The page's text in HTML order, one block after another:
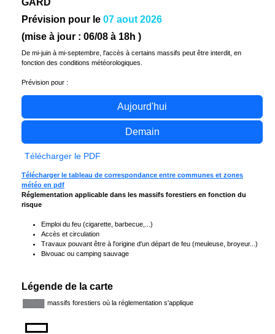
GARD
Prévision pour le 07 aout 2026
(mise à jour : 06/08 à 18h )
De mi-juin à mi-septembre, l'accès à certains massifs peut être interdit, en
fonction des conditions météorologiques.
Prévision pour :
Aujourd'hui
Demain
Télécharger le PDF
Télécharger le tableau de correspondance entre communes et zones
météo en pdf
Réglementation applicable dans les massifs forestiers en fonction du
risque
Emploi du feu (cigarette, barbecue,...)
Accès et circulation
Travaux pouvant être à l'origine d'un départ de feu (meuleuse, broyeur...)
Bivouac ou camping sauvage
Légende de la carte
massifs forestiers où la réglementation s'applique